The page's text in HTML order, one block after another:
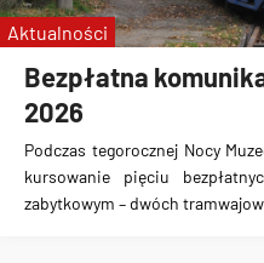
Bezpłatna
2026
Podczas tegorocznej Nocy
kursowanie pięciu
zabytkowym – dwóch
Aktualności